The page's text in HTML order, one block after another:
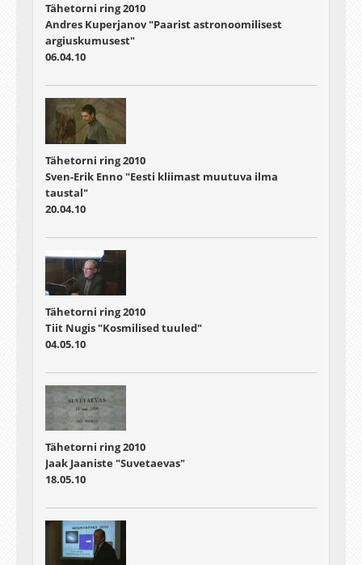
Tähetorni ring 2010
Andres Kuperjanov "Paarist astronoomilisest
argiuskumusest"
06.04.10
Tähetorni ring 2010
Sven-Erik Enno "Eesti kliimast muutuva ilma
taustal"
20.04.10
Tähetorni ring 2010
Tiit Nugis "Kosmilised tuuled"
04.05.10
Tähetorni ring 2010
Jaak Jaaniste "Suvetaevas"
18.05.10